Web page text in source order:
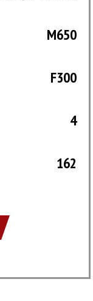
М650
F300
4
162